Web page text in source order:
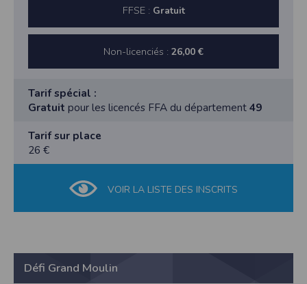
FFSE : Gratuit
Non-licenciés : 26,00 €
Tarif spécial :
Gratuit pour les licencés FFA du département49
Tarif sur place
26 €
VOIR LA LISTE DES INSCRITS
Défi Grand Moulin